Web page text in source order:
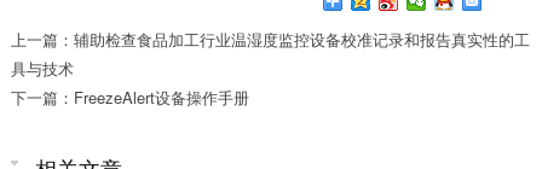
上一篇：辅助检查食品加工行业温湿度监控设备校准记录和报告真实性的工
具与技术
下一篇：FreezeAlert设备操作手册​